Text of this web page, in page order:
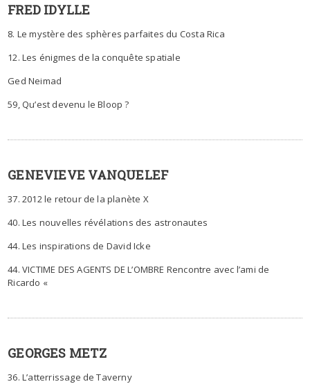
FRED IDYLLE
8. Le mystère des sphères parfaites du Costa Rica
12. Les énigmes de la conquête spatiale
Ged Neimad
59, Qu’est devenu le Bloop ?
GENEVIEVE VANQUELEF
37. 2012 le retour de la planète X
40. Les nouvelles révélations des astronautes
44. Les inspirations de David Icke
44. VICTIME DES AGENTS DE L’OMBRE Rencontre avec l’ami de
Ricardo «
GEORGES METZ
36. L’atterrissage de Taverny